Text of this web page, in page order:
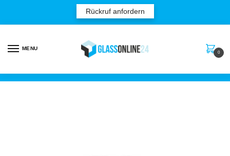
Rückruf anfordern
MENU
0